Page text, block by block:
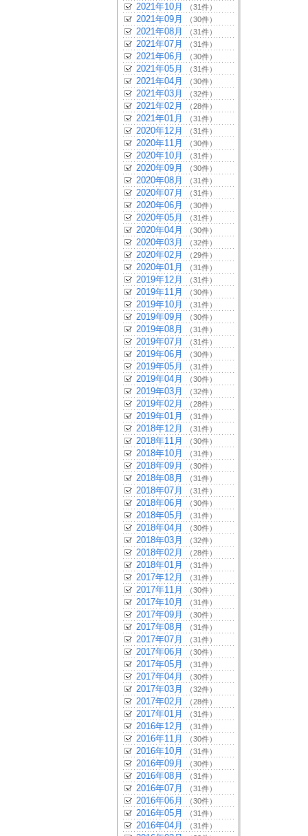
2021年10月 （31件）
2021年09月 （30件）
2021年08月 （31件）
2021年07月 （31件）
2021年06月 （30件）
2021年05月 （31件）
2021年04月 （30件）
2021年03月 （32件）
2021年02月 （28件）
2021年01月 （31件）
2020年12月 （31件）
2020年11月 （30件）
2020年10月 （31件）
2020年09月 （30件）
2020年08月 （31件）
2020年07月 （31件）
2020年06月 （30件）
2020年05月 （31件）
2020年04月 （30件）
2020年03月 （32件）
2020年02月 （29件）
2020年01月 （31件）
2019年12月 （31件）
2019年11月 （30件）
2019年10月 （31件）
2019年09月 （30件）
2019年08月 （31件）
2019年07月 （31件）
2019年06月 （30件）
2019年05月 （31件）
2019年04月 （30件）
2019年03月 （32件）
2019年02月 （28件）
2019年01月 （31件）
2018年12月 （31件）
2018年11月 （30件）
2018年10月 （31件）
2018年09月 （30件）
2018年08月 （31件）
2018年07月 （31件）
2018年06月 （30件）
2018年05月 （31件）
2018年04月 （30件）
2018年03月 （32件）
2018年02月 （28件）
2018年01月 （31件）
2017年12月 （31件）
2017年11月 （30件）
2017年10月 （31件）
2017年09月 （30件）
2017年08月 （31件）
2017年07月 （31件）
2017年06月 （30件）
2017年05月 （31件）
2017年04月 （30件）
2017年03月 （32件）
2017年02月 （28件）
2017年01月 （31件）
2016年12月 （31件）
2016年11月 （30件）
2016年10月 （31件）
2016年09月 （30件）
2016年08月 （31件）
2016年07月 （31件）
2016年06月 （30件）
2016年05月 （31件）
2016年04月 （31件）